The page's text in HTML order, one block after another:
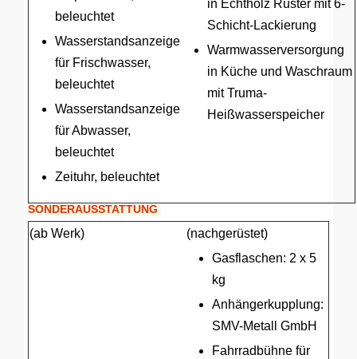
beleuchtet
Wasserstandsanzeige
für Frischwasser,
beleuchtet
Wasserstandsanzeige
für Abwasser,
beleuchtet
Zeituhr, beleuchtet
in Echtholz Rüster mit 6-
Schicht-Lackierung
Warmwasserversorgung
in Küche und Waschraum
mit Truma-
Heißwasserspeicher
SONDERAUSSTATTUNG
(ab Werk) (nachgerüstet)
Gasflaschen: 2 x 5
kg
Anhängerkupplung:
SMV-Metall GmbH
Fahrradbühne für